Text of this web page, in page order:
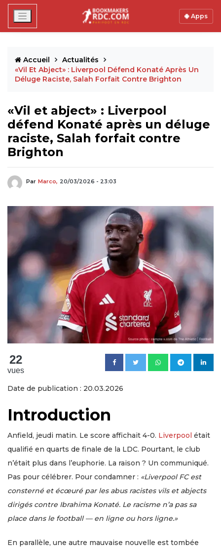
Apps
Accueil
Actualités
«Vil Et Abject» : Liverpool Défend Konaté Après Un
Déluge Raciste, Salah Forfait Contre Brighton
«Vil et abject» : Liverpool
défend Konaté après un déluge
raciste, Salah forfait contre
Brighton
Par Marco, 20/03/2026 - 23:03
22
vues
Date de publication : 20.03.2026
Introduction
Anfield, jeudi matin. Le score affichait 4-0. Liverpool était
qualifié en quarts de finale de la LDC. Pourtant, le club
n’était plus dans l’euphorie. La raison ? Un communiqué.
Pas pour célébrer. Pour condamner : «Liverpool FC est
consterné et écœuré par les abus racistes vils et abjects
dirigés contre Ibrahima Konaté. Le racisme n’a pas sa
place dans le football — en ligne ou hors ligne.»
En parallèle, une autre mauvaise nouvelle est tombée